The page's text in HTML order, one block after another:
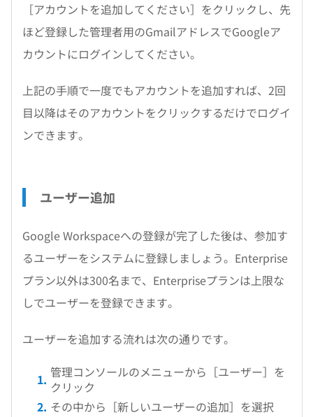
［アカウントを追加してください］をクリックし、先
ほど登録した管理者用のGmailアドレスでGoogleア
カウントにログインしてください。
上記の手順で一度でもアカウントを追加すれば、2回
目以降はそのアカウントをクリックするだけでログイ
ンできます。
ユーザー追加
Google Workspaceへの登録が完了した後は、参加す
るユーザーをシステムに登録しましょう。Enterprise
プラン以外は300名まで、Enterpriseプランは上限な
しでユーザーを登録できます。
ユーザーを追加する流れは次の通りです。
管理コンソールのメニューから［ユーザー］を
クリック
その中から［新しいユーザーの追加］を選択